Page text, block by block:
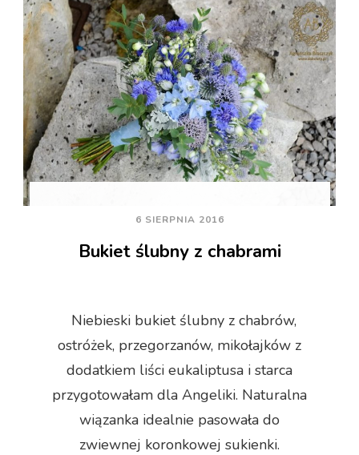
6 SIERPNIA 2016
Bukiet ślubny z chabrami
Niebieski bukiet ślubny z chabrów,
ostróżek, przegorzanów, mikołajków z
dodatkiem liści eukaliptusa i starca
przygotowałam dla Angeliki. Naturalna
wiązanka idealnie pasowała do
zwiewnej koronkowej sukienki.